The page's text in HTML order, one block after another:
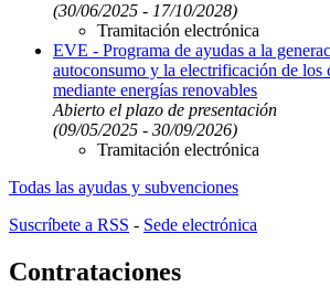
(30/06/2025 - 17/10/2028)
Tramitación electrónica
EVE - Programa de ayudas a la
autoconsumo y la electrificación de los
mediante energías renovables
Abierto el plazo de presentación
(09/05/2025 - 30/09/2026)
Tramitación electrónica
Todas las ayudas y subvenciones
Suscríbete a RSS - Sede electrónica
Contrataciones